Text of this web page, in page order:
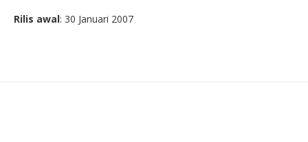
Rilis awal: 30 Januari 2007